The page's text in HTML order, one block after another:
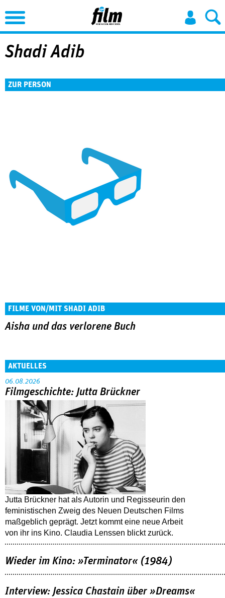
Jump to Navigation
Shadi Adib
ZUR PERSON
FILME VON/MIT SHADI ADIB
Aisha und das verlorene Buch
AKTUELLES
06.08.2026
Filmgeschichte: Jutta Brückner
Jutta Brückner hat als Autorin und Regisseurin den
feministischen Zweig des Neuen Deutschen Films
maßgeblich geprägt. Jetzt kommt eine neue Arbeit
von ihr ins Kino. Claudia Lenssen blickt zurück.
Wieder im Kino: »Terminator« (1984)
Interview: Jessica Chastain über »Dreams«